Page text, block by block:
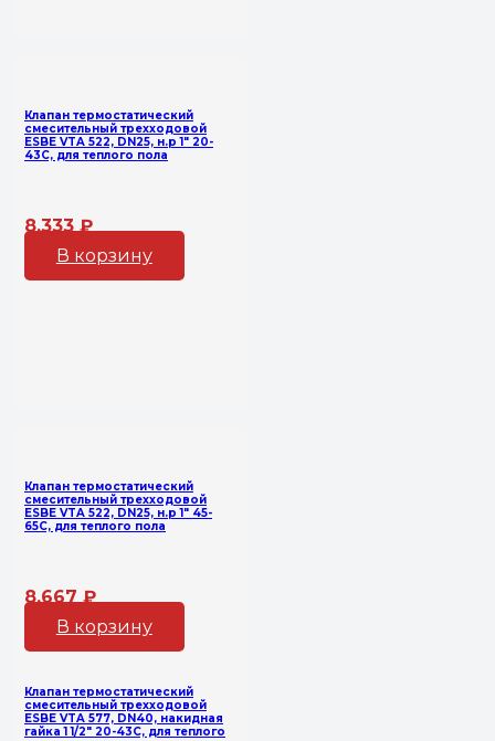
Клапан термостатический
смесительный трехходовой
ESBE VTA 522, DN25, н.р 1″ 20-
43С, для теплого пола
8,333₽
В корзину
Клапан термостатический
смесительный трехходовой
ESBE VTA 522, DN25, н.р 1″ 45-
65С, для теплого пола
8,667₽
В корзину
Клапан термостатический
смесительный трехходовой
ESBE VTA 577, DN40, накидная
гайка 1 1/2″ 20-43С, для теплого